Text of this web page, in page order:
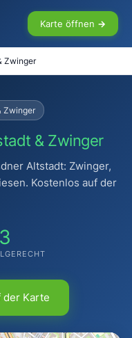
Karte öffnen →
Zwinger
Zwinger
& Zwinger
Altstadt: Zwinger,
Kostenlos auf der
der Karte